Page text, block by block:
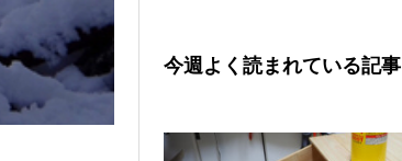
今週よく読まれている記事